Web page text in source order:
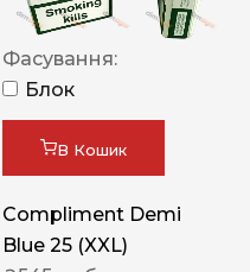
Фасування:
Блок
В Кошик
Compliment Demi
Blue 25 (XXL)